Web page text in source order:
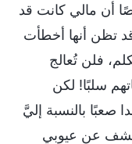
أن مالي كانت قد
تظن أنها أخطأت
فلن تُعالج
سلبًا! لكن
صعبًا بالنسبة إليَّ
عن عيوبي